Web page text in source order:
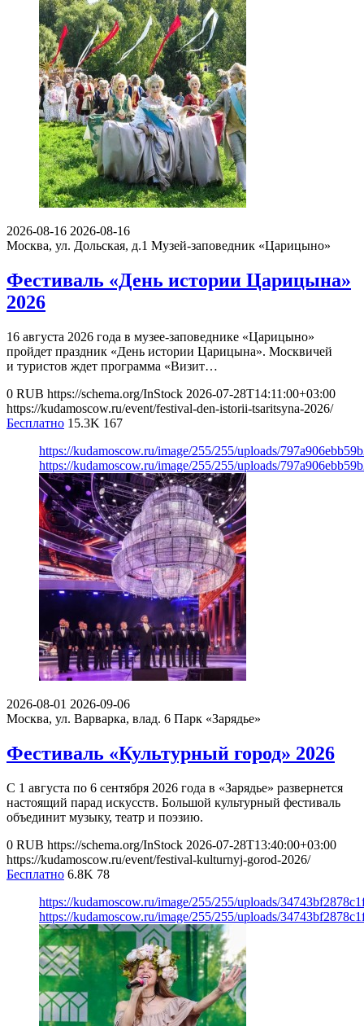
2026-08-16 2026-08-16
Москва, ул. Дольская, д.1 Музей-заповедник «Царицыно»
Фестиваль «День истории Царицына»
2026
16 августа 2026 года в музее-заповеднике «Царицыно»
пройдет праздник «День истории Царицына». Москвичей
и туристов ждет программа «Визит…
0 RUB https://schema.org/InStock 2026-07-28T14:11:00+03:00
https://kudamoscow.ru/event/festival-den-istorii-tsaritsyna-2026/
Бесплатно 15.3K 167
https://kudamoscow.ru/image/255/255/uploads/
https://kudamoscow.ru/image/255/255/uploads/
2026-08-01 2026-09-06
Москва, ул. Варварка, влад. 6 Парк «Зарядье»
Фестиваль «Культурный город» 2026
С 1 августа по 6 сентября 2026 года в «Зарядье» развернется
настоящий парад искусств. Большой культурный фестиваль
объединит музыку, театр и поэзию.
0 RUB https://schema.org/InStock 2026-07-28T13:40:00+03:00
https://kudamoscow.ru/event/festival-kulturnyj-gorod-2026/
Бесплатно 6.8K 78
https://kudamoscow.ru/image/255/255/uploads/
https://kudamoscow.ru/image/255/255/uploads/